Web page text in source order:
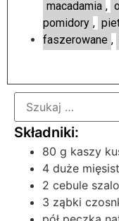
macadamia ,
pomidory ,
faszerowane ,
80 g kaszy
4 duże
2 cebule
3 ząbki